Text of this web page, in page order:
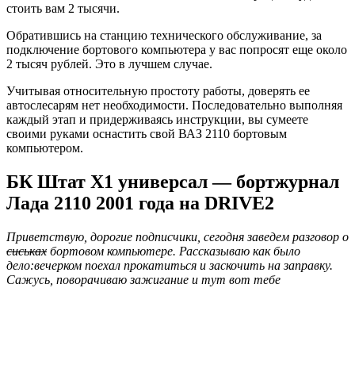
стоить вам 2 тысячи.
Обратившись на станцию технического обслуживание, за
подключение бортового компьютера у вас попросят еще около
2 тысяч рублей. Это в лучшем случае.
Учитывая относительную простоту работы, доверять ее
автослесарям нет необходимости. Последовательно выполняя
каждый этап и придерживаясь инструкции, вы сумеете
своими руками оснастить свой ВАЗ 2110 бортовым
компьютером.
БК Штат Х1 универсал — бортжурнал
Лада 2110 2001 года на DRIVE2
Приветствую, дорогие подписчики, сегодня заведем разговор о
сиськах бортовом компьютере. Рассказываю как было
дело:вечерком поехал прокатиться и заскочить на заправку.
Сажусь, поворачиваю зажигание и тут вот тебе